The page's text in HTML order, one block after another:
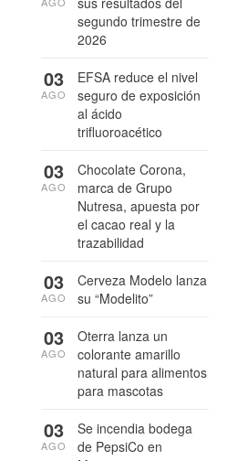
segundo trimestre de
2026
EFSA reduce el nivel
seguro de exposición
al ácido
trifluoroacético
03
AGO
Chocolate Corona,
marca de Grupo
Nutresa, apuesta por
el cacao real y la
trazabilidad
03
AGO
Cerveza Modelo lanza
su “Modelito”
03
AGO
Oterra lanza un
colorante amarillo
natural para alimentos
para mascotas
03
AGO
Se incendia bodega
de PepsiCo en
03
AGO